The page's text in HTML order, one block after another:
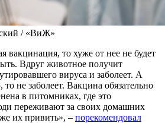
/ «ВиЖ»
вакцинация, то хуже от нее не будет
Вдруг животное получит
вируса и заболеет. А
не заболеет. Вакцина обязательно
в питомниках, где это
переживают за своих домашних
их привить», – порекомендовал